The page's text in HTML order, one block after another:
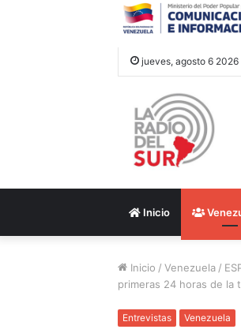
jueves, agosto 6 2026
Inicio
Inicio / Venezuela /
primeras 24 horas de la
Entrevistas Venezuela